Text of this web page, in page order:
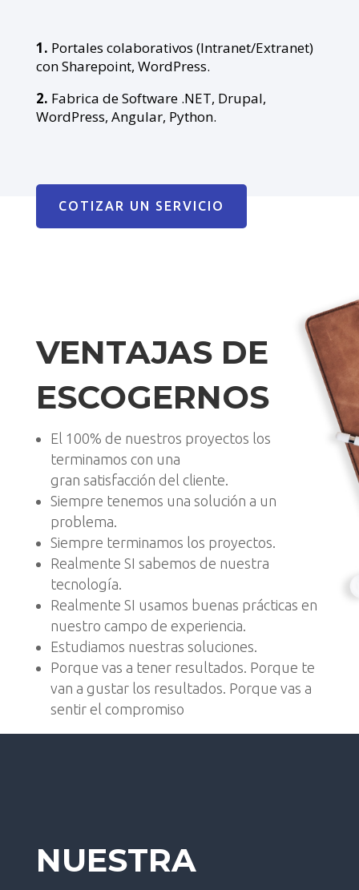
1. Portales colaborativos (Intranet/Extranet)
con Sharepoint, WordPress.
2. Fabrica de Software .NET, Drupal,
WordPress, Angular, Python.
COTIZAR UN SERVICIO
VENTAJAS DE
ESCOGERNOS
El 100% de nuestros proyectos los
terminamos con una
gran satisfacción del cliente.
Siempre tenemos una solución a un
problema.
Siempre terminamos los proyectos.
Realmente SI sabemos de nuestra
tecnología.
Realmente SI usamos buenas prácticas en
nuestro campo de experiencia.
Estudiamos nuestras soluciones.
Porque vas a tener resultados. Porque te
van a gustar los resultados. Porque vas a
sentir el compromiso
NUESTRA